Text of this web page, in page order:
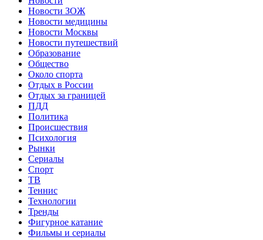
Новости ЗОЖ
Новости медицины
Новости Москвы
Новости путешествий
Образование
Общество
Около спорта
Отдых в России
Отдых за границей
ПДД
Политика
Происшествия
Психология
Рынки
Сериалы
Спорт
ТВ
Теннис
Технологии
Тренды
Фигурное катание
Фильмы и сериалы